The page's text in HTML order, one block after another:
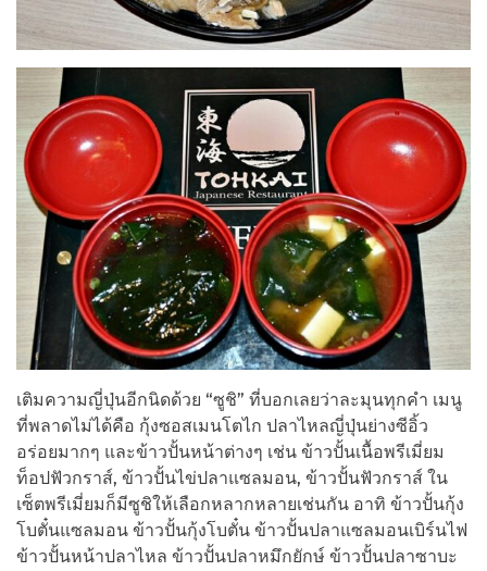
เติมความญี่ปุ่นอีกนิดด้วย “ซูชิ” ที่บอกเลยว่าละมุนทุกคำ เมนู
ที่พลาดไม่ได้คือ กุ้งซอสเมนโตไก ปลาไหลญี่ปุ่นย่างซีอิ้ว
อร่อยมากๆ และข้าวปั้นหน้าต่างๆ เช่น ข้าวปั้นเนื้อพรีเมี่ยม
ท็อปฟัวกราส์, ข้าวปั้นไข่ปลาแซลมอน, ข้าวปั้นฟัวกราส์ ใน
เซ็ตพรีเมี่ยมก็มีซูชิให้เลือกหลากหลายเช่นกัน อาทิ ข้าวปั้นกุ้ง
โบตั๋นแซลมอน ข้าวปั้นกุ้งโบตั๋น ข้าวปั้นปลาแซลมอนเบิร์นไฟ
ข้าวปั้นหน้าปลาไหล ข้าวปั้นปลาหมึกยักษ์ ข้าวปั้นปลาซาบะ